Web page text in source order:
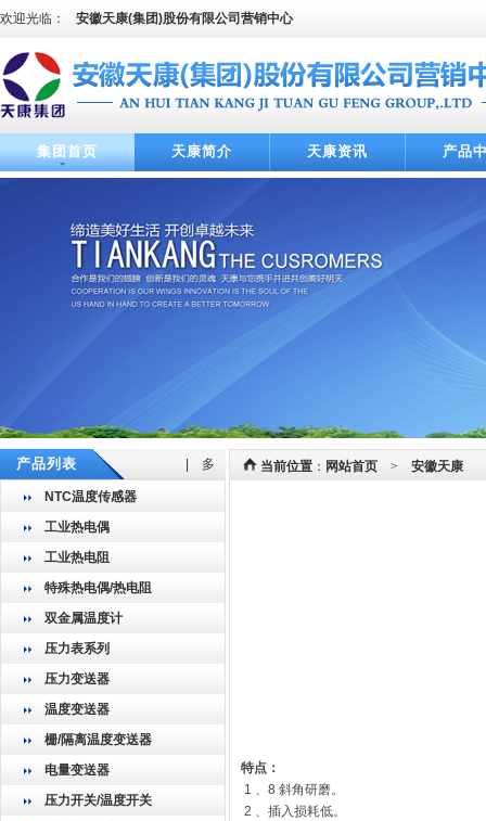
欢迎光临： 安徽天康(集团)股份有限公司营销中心
集团首页 天康简介 天康资讯 产品
产品列表 | 多
NTC温度传感器
工业热电偶
工业热电阻
特殊热电偶/热电阻
双金属温度计
压力表系列
压力变送器
温度变送器
栅/隔离温度变送器
电量变送器
压力开关/温度开关
当前位置 ： 网站首页 > 安徽天康
特点：
1 、8 斜角研磨。
2 、插入损耗低。